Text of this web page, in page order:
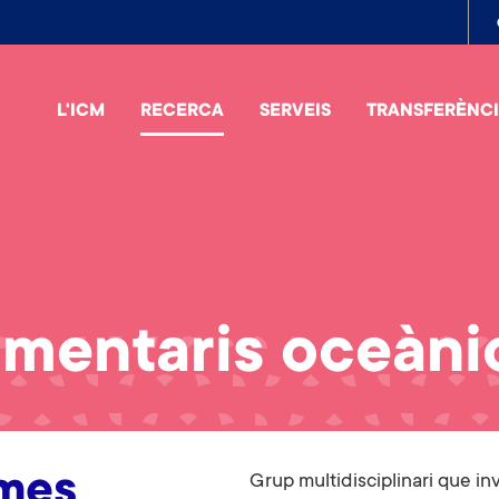
L'ICM RECERCA SERVEIS
Grup multidisciplinari que